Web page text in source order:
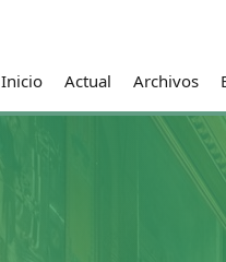
Inicio Actual Archivos